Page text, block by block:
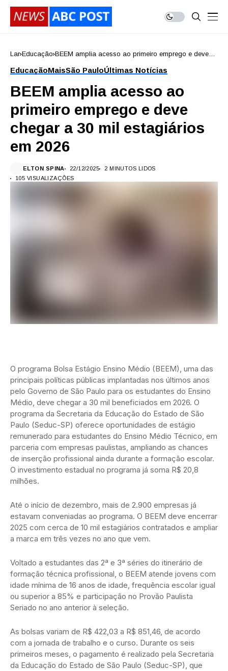
Lar Educação BEEM amplia acesso ao primeiro emprego e deve
EducaçãoMaisSão PauloÚltimas Notícias
BEEM amplia acesso ao
primeiro emprego e deve
chegar a 30 mil estagiários
em 2026
ELTON SPINA 22/12/2025
2 MINUTOS LIDOS
105 VISUALIZAÇÕES
O programa Bolsa Estágio Ensino Médio (BEEM), uma das
principais políticas públicas implantadas nos últimos anos
pelo Governo de São Paulo para os estudantes do Ensino
Médio, deve chegar a 30 mil beneficiados em 2026. O
programa da Secretaria da Educação do Estado de São
Paulo (Seduc-SP) oferece oportunidades de estágio
remunerado para estudantes do Ensino Médio Técnico, em
parceria com empresas paulistas, ampliando as chances
de inserção profissional ainda durante a formação escolar.
O investimento estadual no programa já soma R$ 20,8
milhões.
Até o início de dezembro, mais de 2.900 empresas já
estavam conveniadas ao programa. O BEEM deve encerrar
2025 com cerca de 10 mil estagiários contratados e ampliar
a marca em três vezes no ano que vem.
Voltado a estudantes das 2ª e 3ª séries do itinerário de
formação técnica profissional, o BEEM atende jovens com
idade mínima de 16 anos de idade, frequência escolar igual
ou superior a 85% e participação no Provão Paulista
Seriado no ano anterior à seleção.
As bolsas variam de R$ 422,03 a R$ 851,46, de acordo
com a jornada de trabalho e o curso. Durante os seis
primeiros meses, o pagamento é realizado pela Secretaria
da Educação do Estado de São Paulo (Seduc-SP), que